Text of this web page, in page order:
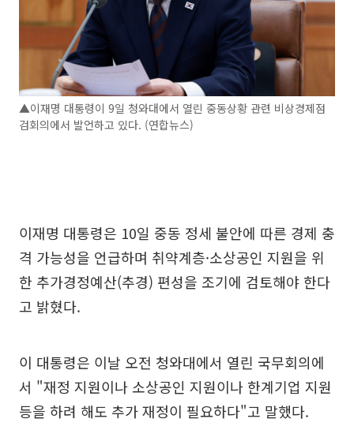
▲이재명 대통령이 9일 청와대에서 열린 중동상황 관련 비상경제점
검회의에서 발언하고 있다. (연합뉴스)
이재명 대통령은 10일 중동 정세 불안에 따른 경제 충
격 가능성을 언급하며 취약계층·소상공인 지원을 위
한 추가경정예산(추경) 편성을 조기에 검토해야 한다
고 밝혔다.
이 대통령은 이날 오전 청와대에서 열린 국무회의에
서 "재정 지원이나 소상공인 지원이나 한계기업 지원
등을 하려 해도 추가 재정이 필요하다"고 말했다.